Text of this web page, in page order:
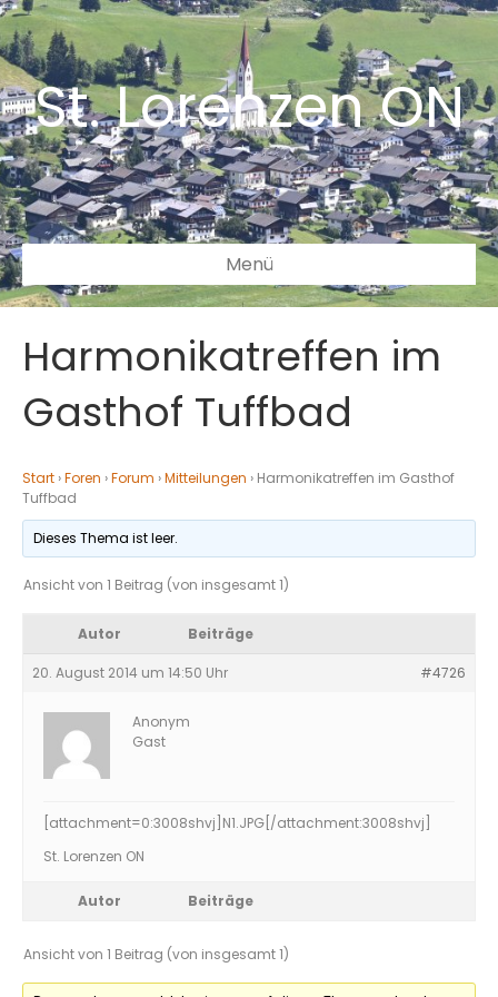
St. Lorenzen ON
Menü
Harmonikatreffen im
Gasthof Tuffbad
Start ›Foren ›Forum ›Mitteilungen › Harmonikatreffen im Gasthof
Tuffbad
Dieses Thema ist leer.
Ansicht von 1 Beitrag (von insgesamt 1)
Autor Beiträge
20. August 2014 um 14:50 Uhr #4726
Anonym
Gast
[attachment=0:3008shvj] N1.JPG [/attachment:3008shvj]
St. Lorenzen ON
Autor Beiträge
Ansicht von 1 Beitrag (von insgesamt 1)